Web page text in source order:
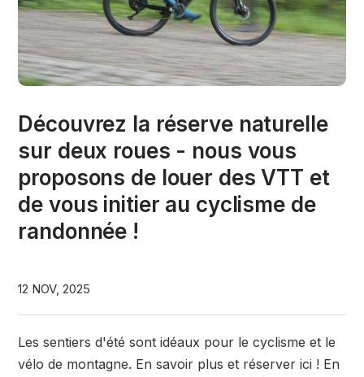
Découvrez la réserve naturelle
sur deux roues - nous vous
proposons de louer des VTT et
de vous initier au cyclisme de
randonnée !
12 NOV, 2025
Les sentiers d'été sont idéaux pour le cyclisme et le
vélo de montagne. En savoir plus et réserver ici ! En